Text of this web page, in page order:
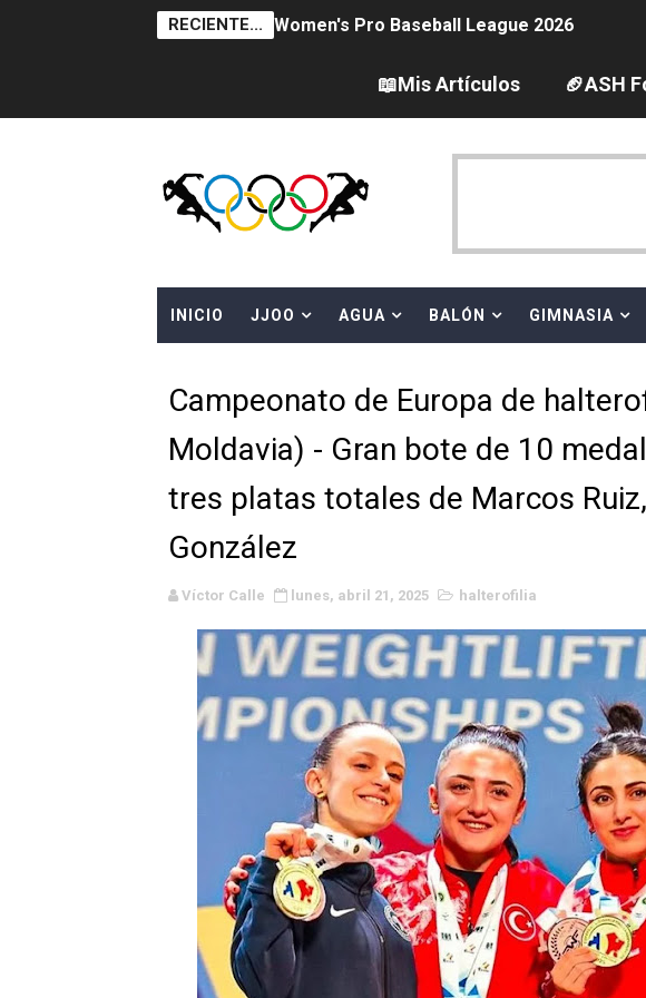
RECIENTE... Women's Pro Baseball League 2026
Campeonato de Europa en aguas abiertas
Campeonato de Europa de pentatlón
Campeonato de Europa de natación
AEW - Adam Page con Brodido desbancan
Mundial de MotoGP 2026 - GP Gran Bretaña
WWE NXT - Myles Borne y Tavion Heights
Grandes éxitos por fin para Chelsea Green,
Campeonato de Europa de MTB 2026
Campeonato de Europa de remo 2026
Mundial de lacrosse femenino 2026
Máxima celebración en el último Impact!
Mundial de esgrima 2026 (Hong Kong) - La
Raquel Rodriguez es la nueva monarca
Athletes Unlimited Softball League 2026 -
📖Mis Artículos 🏈ASH
INICIO JJOO AGUA BALÓN GIMNASIA
Campeonato de Europa de
Moldavia) - Gran bote de 10
tres platas totales de Marcos
González
Víctor Calle lunes, abril 21, 2025 halterofilia